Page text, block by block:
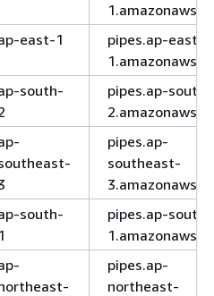
east-1
pipes.ap-east-
south-
pipes.ap-south-
pipes.ap-
southeast-
south-
1
pipes.ap-south-
pipes.ap-
northeast-